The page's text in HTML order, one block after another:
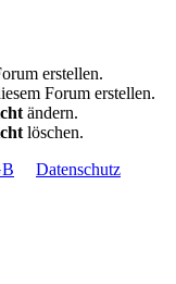
erstellen.
Forum erstellen.
ändern.
löschen.
Datenschutz